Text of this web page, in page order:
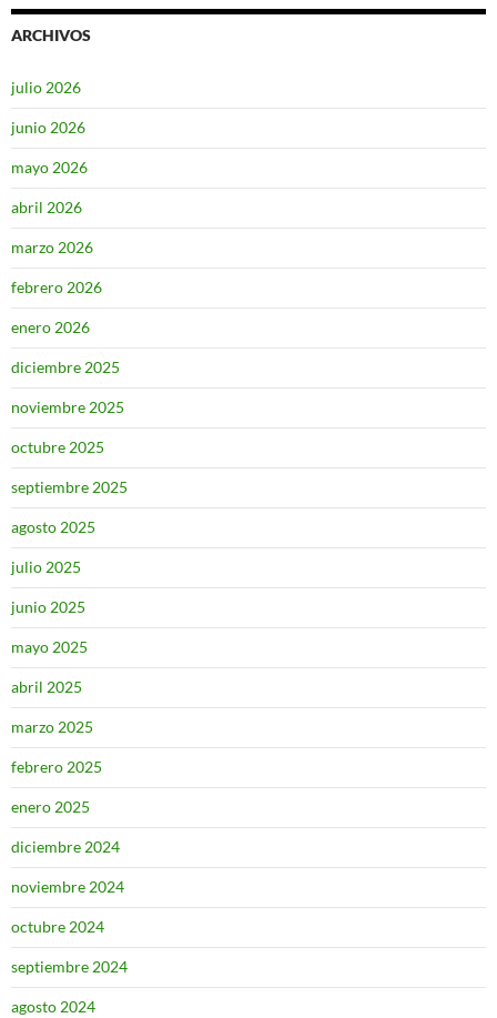
ARCHIVOS
julio 2026
junio 2026
mayo 2026
abril 2026
marzo 2026
febrero 2026
enero 2026
diciembre 2025
noviembre 2025
octubre 2025
septiembre 2025
agosto 2025
julio 2025
junio 2025
mayo 2025
abril 2025
marzo 2025
febrero 2025
enero 2025
diciembre 2024
noviembre 2024
octubre 2024
septiembre 2024
agosto 2024